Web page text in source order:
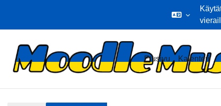
Etusivu Kalenteri